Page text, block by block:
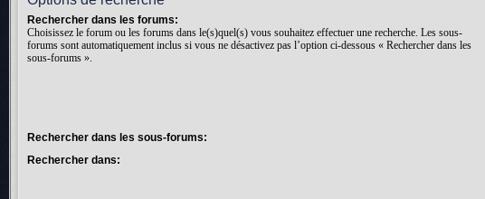
Rechercher dans les forums:
Choisissez le forum ou les forums dans le(s)quel(s) vous souhaitez effectuer une recherche. Les sous-
forums sont automatiquement inclus si vous ne désactivez pas l’option ci-dessous « Rechercher dans les
sous-forums ».
Rechercher dans les sous-forums:
Rechercher dans: